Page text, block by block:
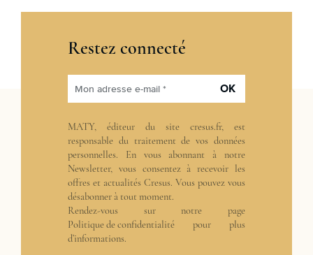
Restez connecté
Mon adresse e-mail * OK
MATY, éditeur du site cresus.fr, est
responsable du traitement de vos données
personnelles. En vous abonnant à notre
Newsletter, vous consentez à recevoir les
offres et actualités Cresus. Vous pouvez vous
désabonner à tout moment.
Rendez-vous sur notre page
Politique de confidentialité pour plus
d’informations.